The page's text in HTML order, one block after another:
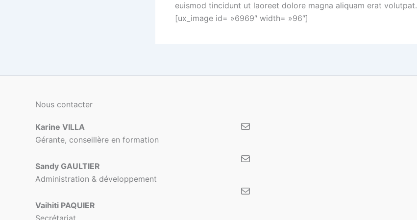
euismod tincidunt ut laoreet dolore magna aliquam erat volutpat.
[ux_image id= »6969″ width= »96″]
Nous contacter
Karine VILLA
Gérante, conseillère en formation
Sandy GAULTIER
Administration & développement
Vaihiti PAQUIER
Secrétariat